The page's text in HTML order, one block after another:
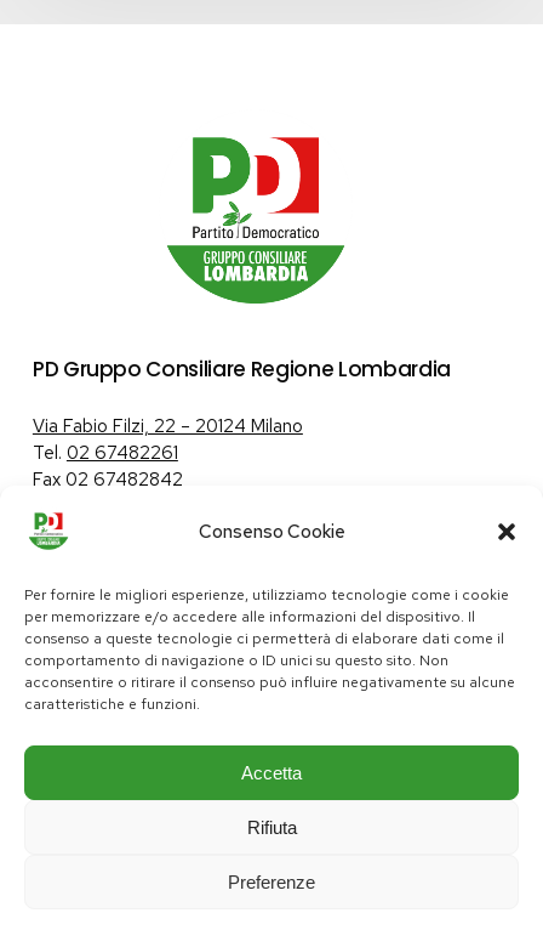
Consenso Cookie
Per fornire le migliori esperienze, utilizziamo tecnologie come i cookie
per memorizzare e/o accedere alle informazioni del dispositivo. Il
consenso a queste tecnologie ci permetterà di elaborare dati come il
comportamento di navigazione o ID unici su questo sito. Non
acconsentire o ritirare il consenso può influire negativamente su alcune
caratteristiche e funzioni.
Accetta
Rifiuta
Preferenze
PD Gruppo Consiliare Regione Lombardia
Via Fabio Filzi, 22 – 20124 Milano
Tel. 02 67482261
Fax 02 67482842
Tutela dei dati personali|Politica sui cookie
pd@consiglio.regione.lombardia.it
ufficiostampa.pd@consiglio.regione.lombardia.it
Pagine Facebook Gruppo Consiliare PD LombardiaPagina Messenger Gruppo Consiliare PD LombardiaPagina Instagram Gruppo PD LombardiaPagina Youtube Gruppo PD Lombardia